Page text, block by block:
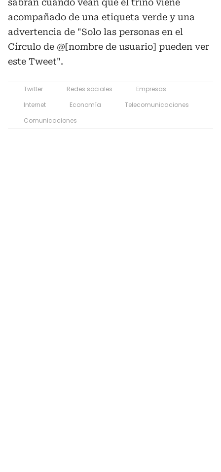
sabrán cuando vean que el trino viene
acompañado de una etiqueta verde y una
advertencia de "Solo las personas en el
Círculo de @[nombre de usuario] pueden ver
este Tweet".
Twitter Redes sociales
Empresas
Internet
Economía
Telecomunicaciones
Comunicaciones